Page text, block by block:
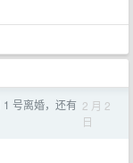
1 号离婚，还有 2 月 2
日